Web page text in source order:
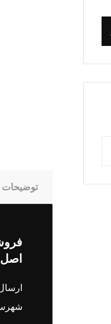
توضیحات